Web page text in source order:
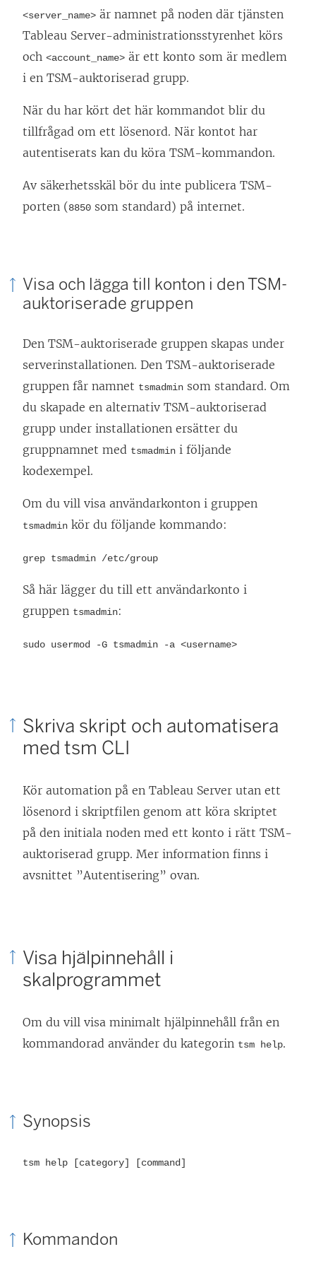
<server_name> är namnet på noden där tjänsten
Tableau Server-administrationsstyrenhet körs
och <account_name> är ett konto som är medlem
i en TSM-auktoriserad grupp.
När du har kört det här kommandot blir du
tillfrågad om ett lösenord. När kontot har
autentiserats kan du köra TSM-kommandon.
Av säkerhetsskäl bör du inte publicera TSM-
porten (8850 som standard) på internet.
Visa och lägga till konton i den TSM-
auktoriserade gruppen
Den TSM-auktoriserade gruppen skapas under
serverinstallationen. Den TSM-auktoriserade
gruppen får namnet tsmadmin som standard. Om
du skapade en alternativ TSM-auktoriserad
grupp under installationen ersätter du
gruppnamnet med tsmadmin i följande
kodexempel.
Om du vill visa användarkonton i gruppen
tsmadmin kör du följande kommando:
grep tsmadmin /etc/group
Så här lägger du till ett användarkonto i
gruppen tsmadmin:
sudo usermod -G tsmadmin -a <username>
Skriva skript och automatisera
med tsm CLI
Kör automation på en Tableau Server utan ett
lösenord i skriptfilen genom att köra skriptet
på den initiala noden med ett konto i rätt TSM-
auktoriserad grupp. Mer information finns i
avsnittet ”Autentisering” ovan.
Visa hjälpinnehåll i
skalprogrammet
Om du vill visa minimalt hjälpinnehåll från en
kommandorad använder du kategorin tsm help.
Synopsis
tsm help [category] [command]
Kommandon